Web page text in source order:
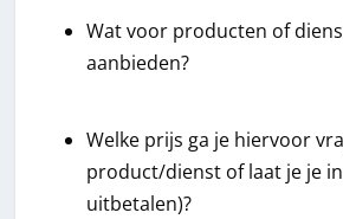
Wat voor producten of
aanbieden?
Welke prijs ga je hiervoor
product/dienst of laat je je
uitbetalen)?